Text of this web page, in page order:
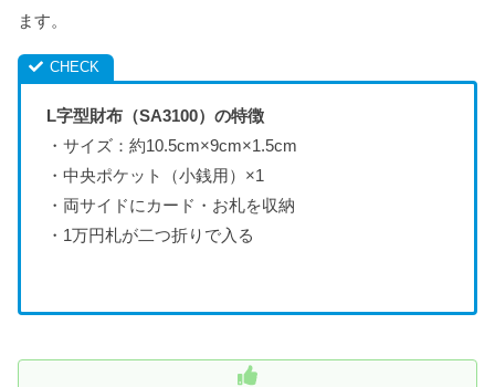
ます。
L字型財布（SA3100）の特徴
・サイズ：約10.5cm×9cm×1.5cm
・中央ポケット（小銭用）×1
・両サイドにカード・お札を収納
・1万円札が二つ折りで入る